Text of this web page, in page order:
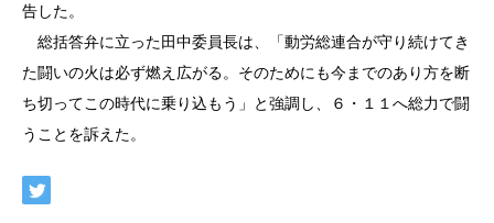
告した。
総括答弁に立った田中委員長は、「動労総連合が守り続けてき
た闘いの火は必ず燃え広がる。そのためにも今までのあり方を断
ち切ってこの時代に乗り込もう」と強調し、６・１１へ総力で闘
うことを訴えた。